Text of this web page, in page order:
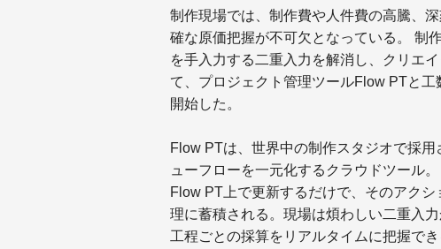
制作現場では、制作費や人件費の高騰、
確な原価把握が不可欠となっている。 制
を手入力する二重入力を解消し、クリエ
て、プロジェクト管理ツールFlow PTと
開始した。
Flow PTは、世界中の制作スタジオで採
ューフローを一元化するクラウドツール
Flow PT上で更新するだけで、そのアク
理に蓄積される。現場は煩わしい二重入
工程ごとの採算をリアルタイムに把握で